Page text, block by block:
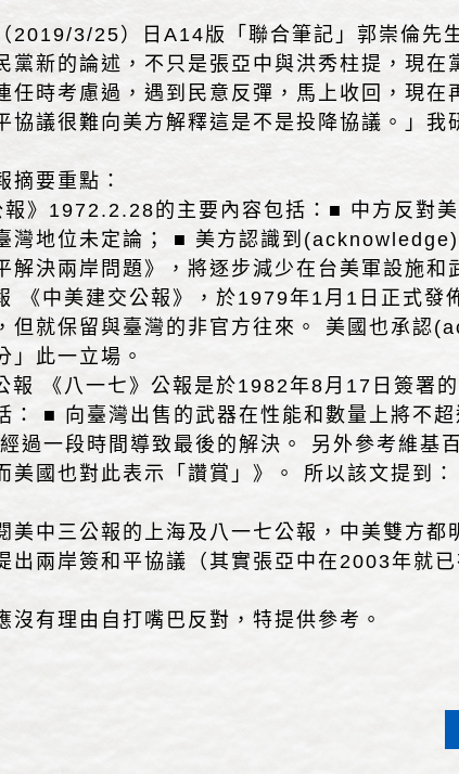
2019/3/25）日A14版「聯合筆記」郭崇倫先
黨新的論述，不只是張亞中與洪秀柱提，現
任時考慮過，遇到民意反彈，馬上收回，現
協議很難向美方解釋這是不是投降協議。」
摘要重點：
報》1972.2.28的主要內容包括：■ 中方反對
灣地位未定論； ■ 美方認識到
解決兩岸問題》，將逐步減少在台美軍設施和
《中美建交公報》，於1979年1月1日正式發
但就保留與臺灣的非官方往來。 美國也承認
」此一立場。
報 《八一七》公報是於1982年8月17日簽署
： ■ 向臺灣出售的武器在性能和數量上將不
過一段時間導致最後的解決。 另外參考維基
美國也對此表示「讚賞」》。 所以該文提到
美中三公報的上海及八一七公報，中美雙方
出兩岸簽和平協議（其實張亞中在2003年就
沒有理由自打嘴巴反對，特提供參考。